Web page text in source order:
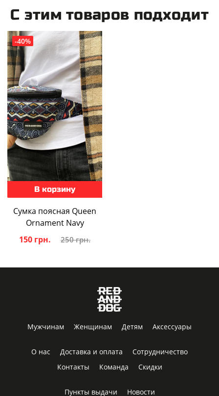
С этим товаров подходит
-40%
В корзину
Сумка поясная Queen
Ornament Navy
150 грн.
250 грн.
Мужчинам Женщинам Детям Аксессуары
О нас Доставка и оплата
Сотрудничество
Контакты
Команда Скидки
Пункты выдачи Новости